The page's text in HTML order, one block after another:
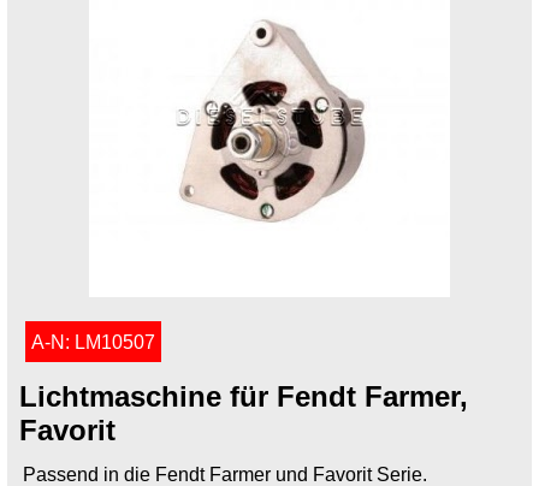
A-N: LM10507
Lichtmaschine für Fendt Farmer,
Favorit
Passend in die Fendt Farmer und Favorit Serie.